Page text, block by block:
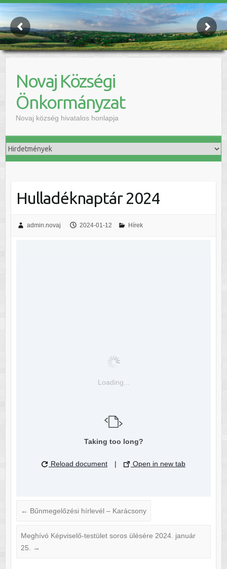
Novaj Községi
Önkormányzat
Novaj község hivatalos honlapja
Hulladéknaptár 2024
admin.novaj 2024-01-12 Hírek
Loading...
Taking too long?
Reload document | Open in new tab
← Bűnmegelőzési hírlevél – Karácsony
Meghívó Képviselő-testület soros ülésére 2024. január
25.
→